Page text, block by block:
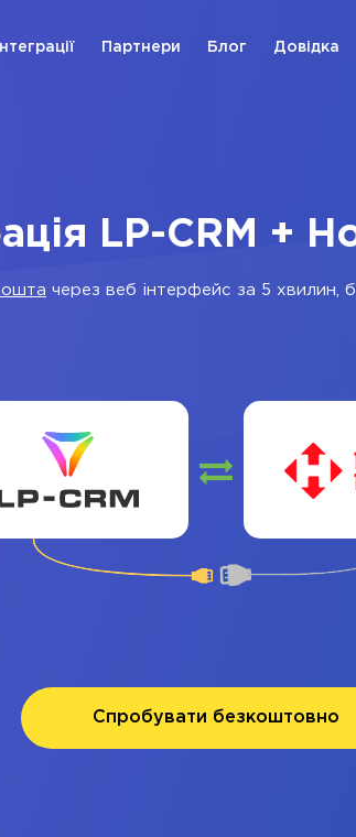
Партнери Блог Довідка
LP-CRM +
через веб інтерфейс за 5 хвилин,
Спробувати безкоштовно